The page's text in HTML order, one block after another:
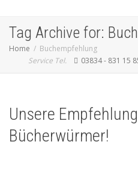
Tag Archive for:
Home
Buchempfehlung
Service Tel.
03834 - 831 15
Unsere
Bücherwürmer!